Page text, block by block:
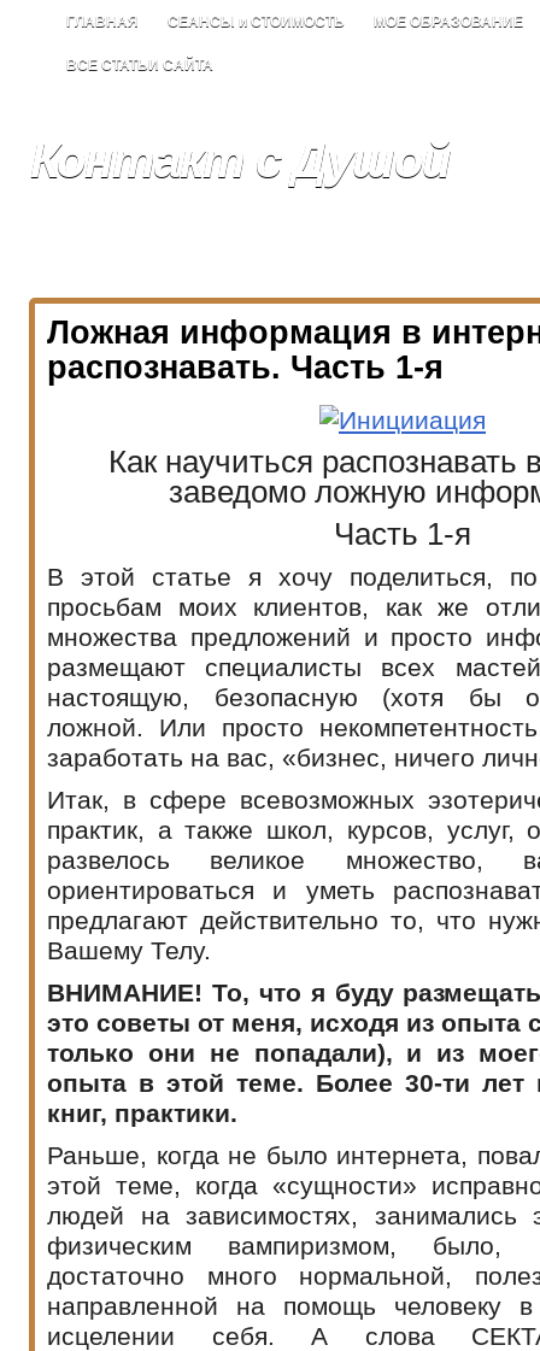
ГЛАВНАЯ СЕАНСЫ и СТОИМОСТЬ МОЕ ОБРАЗОВАНИЕ
ВСЕ СТАТЬИ САЙТА
Контакт с Душой
СЕАНСЫ РЕГРЕССИИ С ЛЯНОЙ ГЕРАСИМОВОЙ
Ложная информация в
распознавать. Часть 1-я
Как научиться распознавать
заведомо ложную
Часть 1-я
В этой статье я хочу поделиться,
просьбам моих клиентов, как же
множества предложений и просто
размещают специалисты всех
настоящую, безопасную (хотя бы
ложной. Или просто
заработать на вас, «бизнес, ничего
Итак, в сфере всевозможных
практик, а также школ, курсов, услуг,
развелось великое множество,
ориентироваться и уметь
предлагают действительно то, что
Вашему Телу.
ВНИМАНИЕ! То, что я буду
это советы от меня, исходя из опыта
только они не попадали), и из
опыта в этой теме. Более 30-ти лет
книг, практики.
Раньше, когда не было интернета,
этой теме, когда «сущности»
людей на зависимостях, занимались
физическим вампиризмом, было,
достаточно много нормальной,
направленной на помощь человеку
исцелении себя. А слова